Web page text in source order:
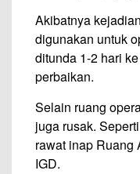
Akibatnya
digunakan untuk
ditunda 1-2 hari
perbaikan.
Selain ruang
juga rusak.
rawat inap Ruang
IGD.